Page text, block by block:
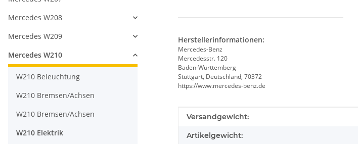
Herstellerinformationen:
Mercedes-Benz
Mercedesstr. 120
Baden-Württemberg
Stuttgart, Deutschland, 70372
https://www.mercedes-benz.de
Produkteigenschaft
Wert
Versandgewicht:
Artikelgewicht:
Mercedes W208
Mercedes W209
Mercedes W210
W210 Beleuchtung
W210 Bremsen/Achsen
W210 Bremsen/Achsen
W210 Elektrik